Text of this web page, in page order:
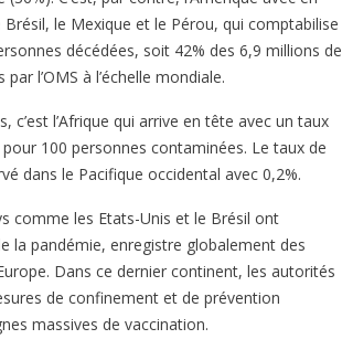
le Mexique et le Pérou, qui comptabilise
décédées, soit 42% des 6,9 millions de
l’OMS à l’échelle mondiale.
c’est l’Afrique qui arrive en tête avec un taux
100 personnes contaminées. Le taux de
dans le Pacifique occidental avec 0,2%.
comme les Etats-Unis et le Brésil ont
la pandémie, enregistre globalement des
Dans ce dernier continent, les autorités
de confinement et de prévention
massives de vaccination.